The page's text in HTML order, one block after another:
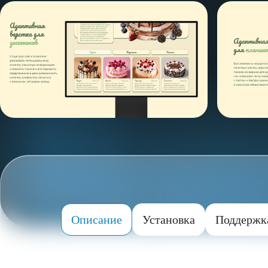
Описание Установка